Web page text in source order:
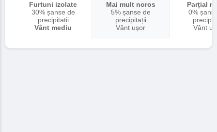
Furtuni izolate
30% șanse de
precipitații
Vânt mediu
Mai mult noros
5% șanse de
precipitații
Vânt ușor
Parțial
0%
Vânt